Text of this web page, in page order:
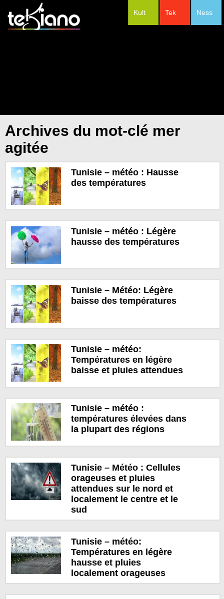
Ness
Tek
Kult
Archives du mot-clé mer
agitée
Tunisie – météo : Hausse
des températures
Tunisie – météo : Légère
hausse des températures
Tunisie – Météo: Légère
baisse des températures
Tunisie – météo:
Températures en légère
baisse et pluies attendues
Tunisie – météo :
températures élevées dans
la plupart des régions
Tunisie – Météo : Cellules
orageuses et pluies
attendues sur le nord et
localement le centre et le
sud
Tunisie – météo:
Températures en légère
hausse et pluies
localement orageuses